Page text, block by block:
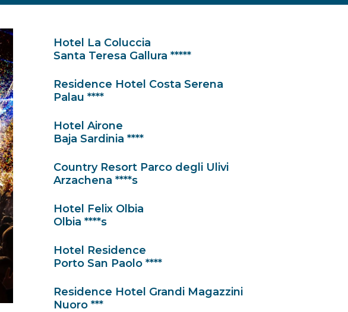
Hotel La Coluccia
Santa Teresa Gallura *****
Residence Hotel Costa Serena
Palau ****
Hotel Airone
Baja Sardinia ****
Country Resort Parco degli Ulivi
Arzachena ****s
Hotel Felix Olbia
Olbia ****s
Hotel Residence
Porto San Paolo ****
Residence Hotel Grandi Magazzini
Nuoro ***